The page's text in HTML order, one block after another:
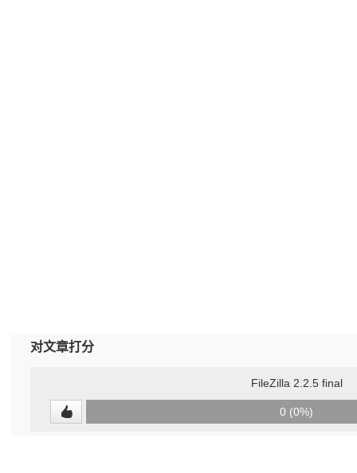
对文章打分
FileZilla 2.2.5 final
0 (0%)